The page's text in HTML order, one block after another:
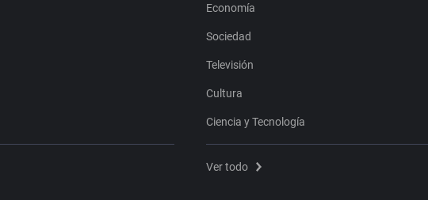
Economía
Sociedad
Televisión
Cultura
Ciencia y Tecnología
Ver todo